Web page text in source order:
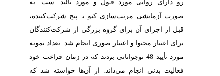
تائید است.به
شرکت‌کننده،
شرکت‌کنندگان
تعداد نمونه
که در زمان فراغت خود
خواسته شد که